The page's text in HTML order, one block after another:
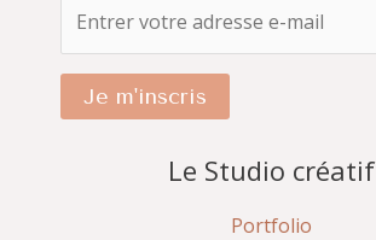
Je m'inscris
Le Studio créatif
Portfolio